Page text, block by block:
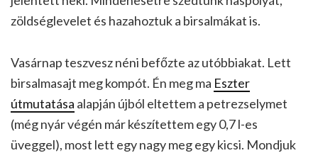
zöldséglevelet és hazahoztuk a birsalmákat is.
Vasárnap teszvesz néni befőzte az utóbbiakat. Lett
birsalmasajt meg kompót. Én meg ma Eszter
útmutatása alapján újból eltettem a petrezselymet
(még nyár végén már készítettem egy 0,7 l-es
üveggel), most lett egy nagy meg egy kicsi. Mondjuk